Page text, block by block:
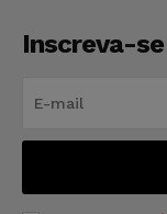
Inscreva-se